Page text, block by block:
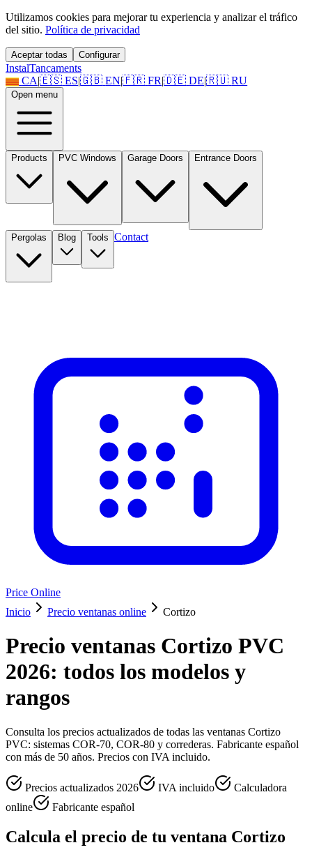
Utilizamos cookies para mejorar tu experiencia y analizar el tráfico
del sitio. Política de privacidad
Aceptar todas Configurar
InstalTancaments
CA|🇪🇸 ES|🇬🇧 EN|🇫🇷 FR|🇩🇪 DE|🇷🇺 RU
Open menu
Products PVC Windows Garage Doors Entrance Doors
Pergolas Blog Tools Contact
Price Online
Inicio
Precio ventanas online Cortizo
Precio ventanas Cortizo PVC
2026: todos los modelos y
rangos
Consulta los precios actualizados de todas las ventanas Cortizo
PVC: sistemas COR-70, COR-80 y correderas. Fabricante español
con más de 50 años. Precios con IVA incluido.
Precios actualizados 2026 IVA incluido
Calculadora
online
Fabricante español
Calcula el precio de tu ventana Cortizo